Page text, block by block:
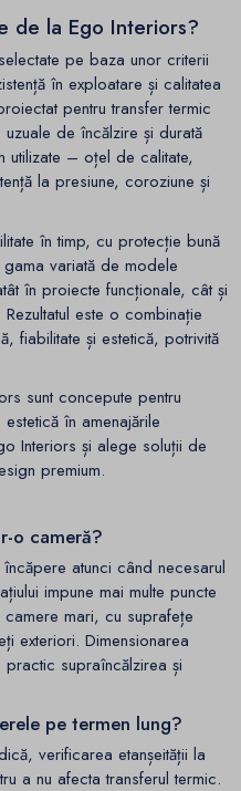
de la Ego Interiors?
pe baza unor criterii
în exploatare și calitatea
pentru transfer termic
de încălzire și durată
utilizate – oțel de calitate,
la presiune, coroziune și
în timp, cu protecție bună
variată de modele
în proiecte funcționale, cât și
este o combinație
fiabilitate și estetică, potrivită
sunt concepute pentru
în amenajările
Interiors și alege soluții de
premium.
o cameră?
atunci când necesarul
impune mai multe puncte
mari, cu suprafețe
exteriori. Dimensionarea
supraîncălzirea și
pe termen lung?
verificarea etanșeității la
a nu afecta transferul termic.